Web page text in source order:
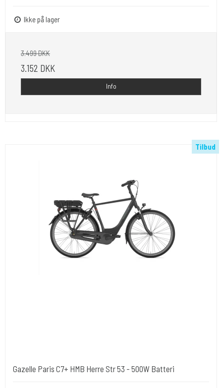
Ikke på lager
3.499 DKK
3.152 DKK
Info
Tilbud
Gazelle Paris C7+ HMB Herre Str 53 - 500W Batteri